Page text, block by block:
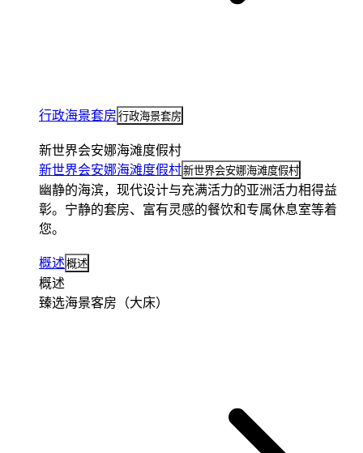
行政海景套房 行政海景套房
新世界会安娜海滩度假村
新世界会安娜海滩度假村新世界会安娜海滩度假村
幽静的海滨，现代设计与充满活力的亚洲活力相得益
彰。宁静的套房、富有灵感的餐饮和专属休息室等着
您。
概述 概述
概述
臻选海景客房（大床）